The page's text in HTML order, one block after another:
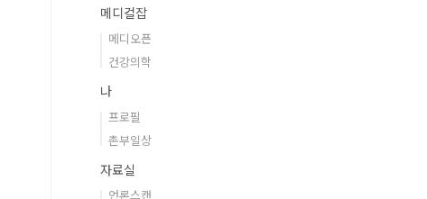
메디컬잡
메디오픈
건강의학
나
프로필
촌부일상
자료실
언론스캔